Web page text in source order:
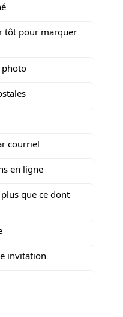
tôt pour marquer
photo
courriel
en ligne
que ce dont
invitation